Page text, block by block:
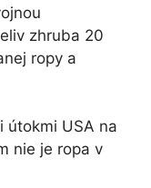
zhruba 20
ropy a
útokmi USA na
nie je ropa v